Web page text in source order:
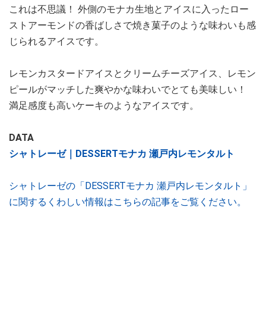
これは不思議！ 外側のモナカ生地とアイスに入ったロー
ストアーモンドの香ばしさで焼き菓子のような味わいも感
じられるアイスです。
レモンカスタードアイスとクリームチーズアイス、レモン
ピールがマッチした爽やかな味わいでとても美味しい！
満足感度も高いケーキのようなアイスです。
DATA
シャトレーゼ｜DESSERTモナカ 瀬戸内レモンタルト
シャトレーゼの「DESSERTモナカ 瀬戸内レモンタルト」
に関するくわしい情報はこちらの記事をご覧ください。